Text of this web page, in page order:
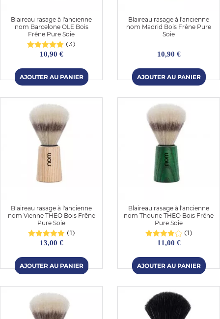
Blaireau rasage à l'ancienne
nom Barcelone OLE Bois
Frêne Pure Soie
(3)
10,90 €
Blaireau rasage à l'ancienne
nom Madrid Bois Frêne Pure
Soie
10,90 €
Blaireau rasage à l'ancienne
nom Vienne THEO Bois Frêne
Pure Soie
(1)
13,00 €
Blaireau rasage à l'ancienne
nom Thoune THEO Bois Frêne
Pure Soie
(1)
11,00 €